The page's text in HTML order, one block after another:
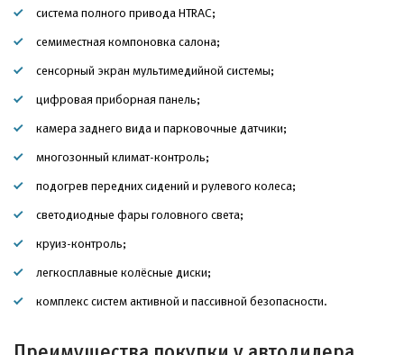
система полного привода HTRAC;
семиместная компоновка салона;
сенсорный экран мультимедийной системы;
цифровая приборная панель;
камера заднего вида и парковочные датчики;
многозонный климат-контроль;
подогрев передних сидений и рулевого колеса;
светодиодные фары головного света;
круиз-контроль;
легкосплавные колёсные диски;
комплекс систем активной и пассивной безопасности.